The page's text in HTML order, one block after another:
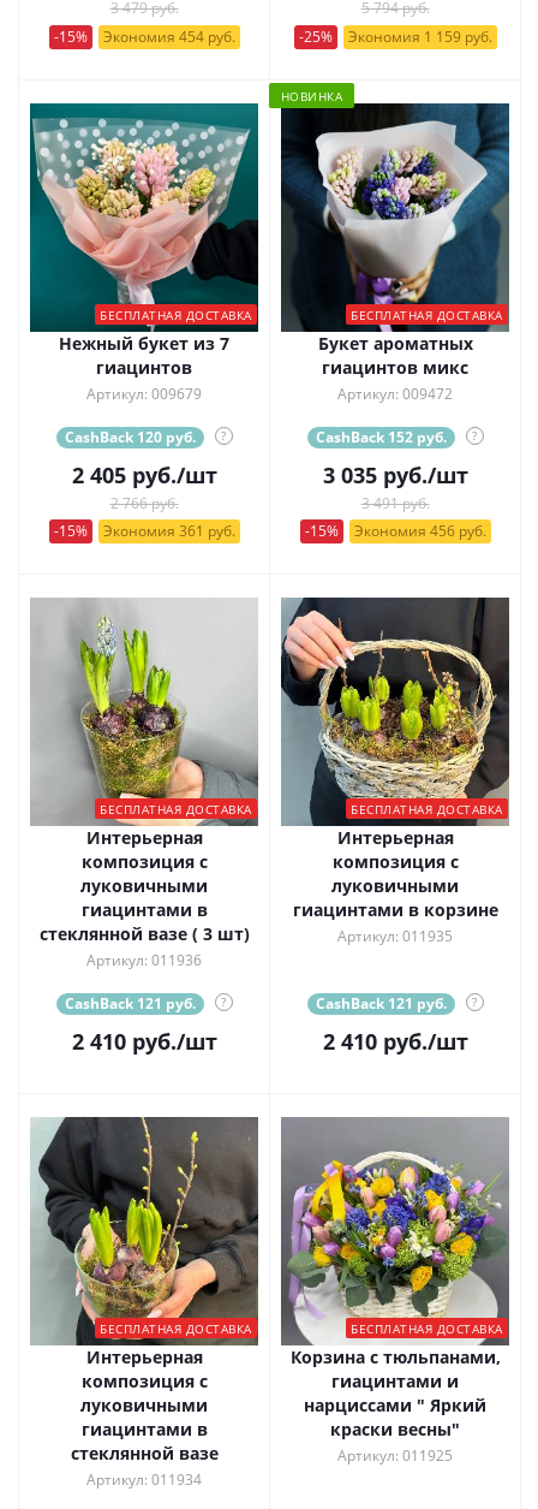
3 479 руб.
-15%
Экономия 454 руб.
5 794 руб.
-25%
Экономия 1 159 руб.
БЕСПЛАТНАЯ ДОСТАВКА
Нежный букет из 7
гиацинтов
Артикул: 009679
CashBack 120 руб. ?
2 405руб./шт
2 766 руб.
-15%
Экономия 361 руб.
НОВИНКА
БЕСПЛАТНАЯ ДОСТАВКА
Букет ароматных
гиацинтов микс
Артикул: 009472
CashBack 152 руб. ?
3 035руб./шт
3 491 руб.
-15%
Экономия 456 руб.
БЕСПЛАТНАЯ ДОСТАВКА
Интерьерная
композиция с
луковичными
гиацинтами в
стеклянной вазе ( 3 шт)
Артикул: 011936
CashBack 121 руб. ?
2 410руб./шт
БЕСПЛАТНАЯ ДОСТАВКА
Интерьерная
композиция с
луковичными
гиацинтами в корзине
Артикул: 011935
CashBack 121 руб. ?
2 410руб./шт
БЕСПЛАТНАЯ ДОСТАВКА
Интерьерная
композиция с
луковичными
гиацинтами в
стеклянной вазе
Артикул: 011934
БЕСПЛАТНАЯ ДОСТАВКА
Корзина с тюльпанами,
гиацинтами и
нарциссами " Яркий
краски весны"
Артикул: 011925